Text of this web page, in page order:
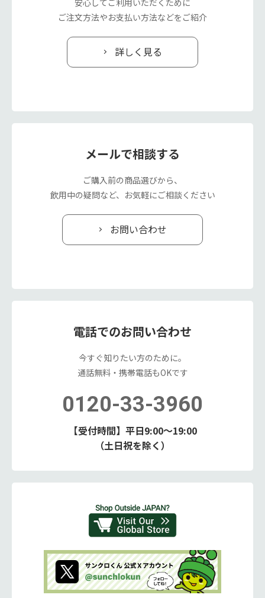
安心してご利用いただくために
ご注文方法やお支払い方法などをご紹介
詳しく見る
メールで相談する
ご購入前の商品選びから、
飲用中の疑問など、お気軽にご相談ください
お問い合わせ
電話でのお問い合わせ
今すぐ知りたい方のために。
通話無料・携帯電話もOKです
0120-33-3960
【受付時間】平日9:00～19:00
（土日祝を除く）